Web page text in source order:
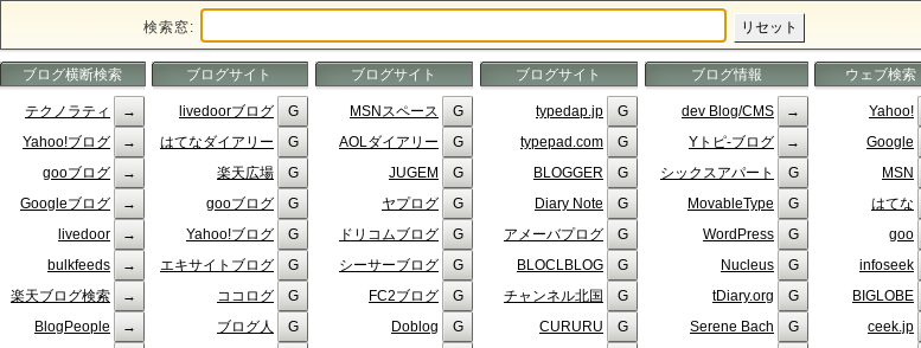
検索窓:
ブログ横断検索
テクノラティ
Yahoo!ブログ
gooブログ
Googleブログ
livedoor
bulkfeeds
楽天ブログ検索
BlogPeople
ブログサイト
livedoorブログ
はてなダイアリー
楽天広場
gooブログ
Yahoo!ブログ
エキサイトブログ
ココログ
ブログ人
ブログサイト
MSNスペース
AOLダイアリー
JUGEM
ヤプログ
ドリコムブログ
シーサーブログ
FC2ブログ
Doblog
ブログサイト
typedap.jp
typepad.com
BLOGGER
Diary Note
アメーバプログ
BLOCLBLOG
チャンネル北国
CURURU
ブログ情報
dev Blog/CMS
Yトピ-ブログ
シックスアパート
MovableType
WordPress
Nucleus
tDiary.org
Serene Bach
ウェブ検索
Yahoo!
Google
MSN
はてな
goo
infoseek
BIGLOBE
ceek.jp